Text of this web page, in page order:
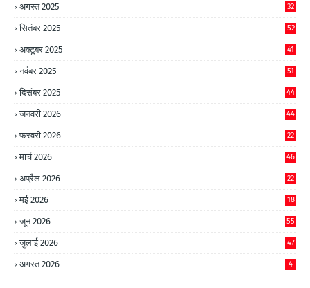
अगस्त 2025 32
सितंबर 2025 52
अक्टूबर 2025 41
नवंबर 2025 51
दिसंबर 2025 44
जनवरी 2026 44
फ़रवरी 2026 22
मार्च 2026 46
अप्रैल 2026 22
मई 2026 18
जून 2026 55
जुलाई 2026 47
अगस्त 2026 4